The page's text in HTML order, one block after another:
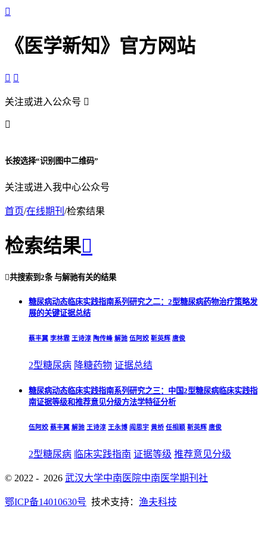

《医学新知》官方网站
 
关注或进入公众号 

长按选择“识别图中二维码”
关注或进入我中心公众号
首页/在线期刊 /检索结果
检索结果
共搜索到 2条与解驰有关的结果
糖尿病动态临床实践指南系列研究之二：2型糖尿病药物治疗策略发
展的关键证据总结
蔡丰翼 李林霏 王诗淳 陶传峰 解驰 伍阿姣 靳英辉 唐俊
2型糖尿病 降糖药物 证据总结
糖尿病动态临床实践指南系列研究之三：中国2型糖尿病临床实践指
南证据等级和推荐意见分级方法学特征分析
伍阿姣 蔡丰翼 解驰 王诗淳 王永博 阎思宇 黄桥 任相颖 靳英辉 唐俊
2型糖尿病 临床实践指南 证据等级 推荐意见分级
© 2022 - 2026 武汉大学中南医院中南医学期刊社
鄂ICP备14010630号 技术支持： 渔夫科技